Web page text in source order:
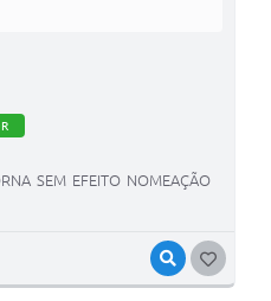
VISUALIZAR
SEM EFEITO NOMEAÇÃO